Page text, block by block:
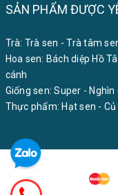
SẢN PHẨM ĐƯỢC
Trà: Trà sen - Trà tâm
Hoa sen: Bách diệp Hồ
cánh
Giống sen: Super - Nghìn
Thực phẩm: Hạt sen - Củ